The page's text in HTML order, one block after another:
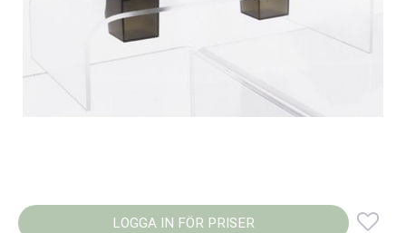
LOGGA IN FÖR PRISER